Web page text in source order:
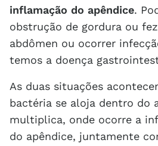
inflamação do apêndice.
obstrução de gordura ou
abdômen ou ocorrer
temos a doença
As duas situações
bactéria se aloja dentro do
multiplica, onde ocorre a
do apêndice, juntamente